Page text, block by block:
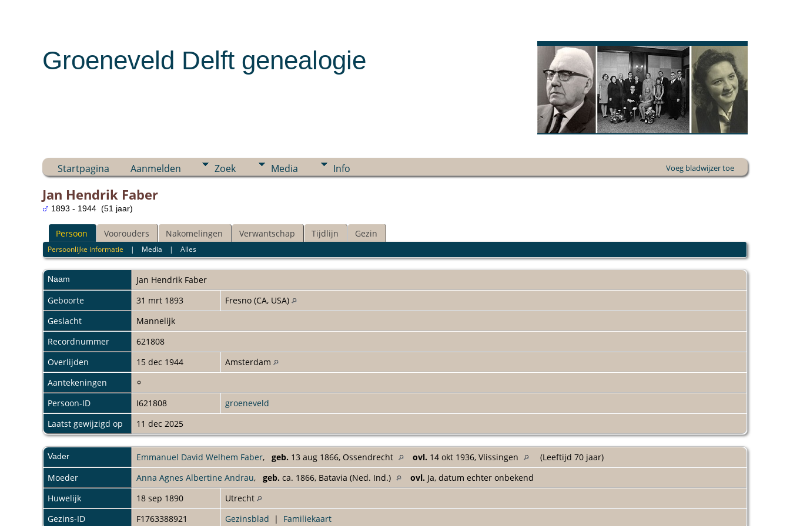
Groeneveld Delft genealogie
Startpagina Aanmelden Zoek Media Info Voeg bladwijzer toe
Jan Hendrik Faber
1893 - 1944 (51 jaar)
Persoon Voorouders Nakomelingen Verwantschap Tijdlijn Gezin
Persoonlijke informatie | Media |Alles
Naam Jan Hendrik Faber
Geboorte
31 mrt 1893
Fresno (CA, USA)
Geslacht
Mannelijk
Recordnummer
621808
Overlijden
15 dec 1944
Amsterdam
Aantekeningen
Persoon-ID
I621808
groeneveld
Laatst gewijzigd op
11 dec 2025
Vader Emmanuel David Welhem Faber, geb. 13 aug 1866, Ossendrecht ovl. 14 okt 1936, Vlissingen
(Leeftijd 70 jaar)
Moeder
Anna Agnes Albertine Andrau, geb. ca. 1866, Batavia (Ned. Ind.) ovl. Ja, datum echter onbekend
Huwelijk
18 sep 1890
Utrecht
Gezins-ID
F1763388921 Gezinsblad | Familiekaart